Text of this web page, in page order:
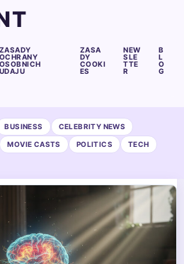
ZASADY
OCHRANY
OSOBNICH
UDAJU
ZASA
DY
COOKI
ES
NEW
SLE
TTE
R
B
L
O
G
BUSINESS CELEBRITY NEWS
MOVIE CASTS POLITICS TECH